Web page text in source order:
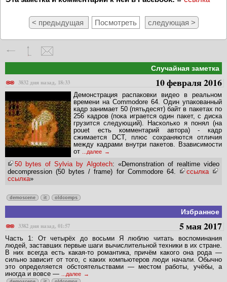
< предыдущая Посмотреть следующая >
Случайная заметка
3832 дня назад, 18:33
10 февраля 2016
Демонстрация распаковки видео в реальном
времени на Commodore 64. Один упакованный
кадр занимает 50 (пятьдесят) байт в пакетах по
256 кадров (пока играется один пакет, с диска
грузится следующий). Насколько я понял (на
pouet есть комментарий автора) - кадр
сжимается DCT, плюс сохраняются отличия
между кадрами внутри пакетов. Взависимости
от
...далее
50 bytes of Sylvia by Algotech: «Demonstration of realtime video
decompression (50 bytes / frame) for Commodore 64.
ссылка
ссылка»
demoscene it oldcomps
Избранное
3382 дня назад, 01:57
5 мая 2017
Часть 1: От четырёх до восьми Я люблю читать воспоминания
людей, заставших первые шаги вычислительной техники в их стране.
В них всегда есть какая-то романтика, причём какого она рода —
сильно зависит от того, с каких компьютеров люди начали. Обычно
это определяется обстоятельствами — местом работы, учёбы, а
иногда и вовсе —
...далее